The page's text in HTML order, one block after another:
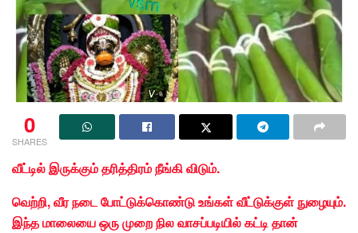
0
SHARES
வீட்டில் இருக்கும் தரித்திரம் நீங்கி விடும்.
வெற்றி, வீர நடை போட்டுக்கொண்டு உங்கள் வீட்டுக்குள் நுழையும்.
இந்த மாலையை ஒரு முறை நில வாசப்படியில் கட்டி தான்